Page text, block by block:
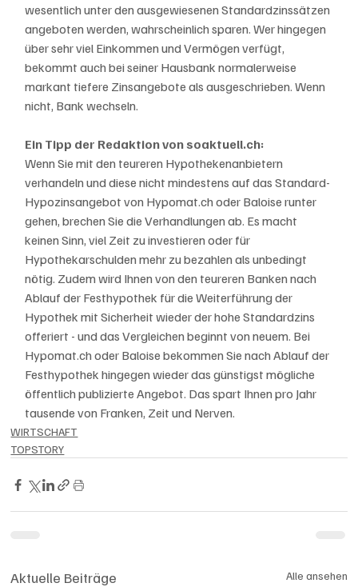
wesentlich unter den ausgewiesenen Standardzinssätzen
angeboten werden, wahrscheinlich sparen. Wer hingegen
über sehr viel Einkommen und Vermögen verfügt,
bekommt auch bei seiner Hausbank normalerweise
markant tiefere Zinsangebote als ausgeschrieben. Wenn
nicht, Bank wechseln.
Ein Tipp der Redaktion von soaktuell.ch:
Wenn Sie mit den teureren Hypothekenanbietern
verhandeln und diese nicht mindestens auf das Standard-
Hypozinsangebot von Hypomat.ch oder Baloise runter
gehen, brechen Sie die Verhandlungen ab. Es macht
keinen Sinn, viel Zeit zu investieren oder für
Hypothekarschulden mehr zu bezahlen als unbedingt
nötig. Zudem wird Ihnen von den teureren Banken nach
Ablauf der Festhypothek für die Weiterführung der
Hypothek mit Sicherheit wieder der hohe Standardzins
offeriert - und das Vergleichen beginnt von neuem. Bei
Hypomat.ch oder Baloise bekommen Sie nach Ablauf der
Festhypothek hingegen wieder das günstigst mögliche
öffentlich publizierte Angebot. Das spart Ihnen pro Jahr
tausende von Franken, Zeit und Nerven.
WIRTSCHAFT
TOPSTORY
Aktuelle Beiträge Alle ansehen